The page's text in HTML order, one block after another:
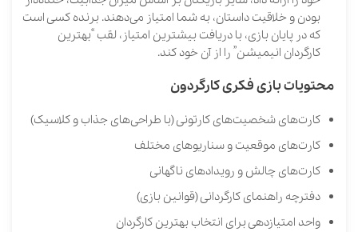
بودن و خلاقیت داستان، به شما امتیاز می‌دهند. برنده کسی است
که در پایان بازی، با دریافت بیشترین امتیاز، لقب “بهترین
کارگردان انیمیشن” را از آن خود کند.
محتویات بازی فکری کارگردون
کارت‌های شخصیت‌های کارتونی (با طراحی‌های جذاب و کلاسیک)
کارت‌های موقعیت و سناریوهای مختلف
کارت‌های چالش و رویدادهای ناگهانی
دفترچه راهنمای کارگردانی (قوانین بازی)
واحد امتیازدهی برای انتخاب بهترین کارگردان